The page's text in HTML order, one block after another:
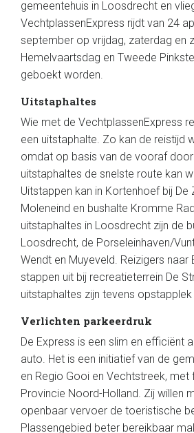
gemeentehuis in Loosdrecht en
VechtplassenExpress rijdt van 24
september op vrijdag, zaterdag en
Hemelvaartsdag en Tweede
geboekt worden.
Uitstaphaltes
Wie met de VechtplassenExpress
een uitstaphalte. Zo kan de reistijd
omdat op basis van de vooraf
uitstaphaltes de snelste route kan
Uitstappen kan in Kortenhoef bij De
Moleneind en bushalte Kromme
uitstaphaltes in Loosdrecht zijn de
Loosdrecht, de Porseleinhaven/
Wendt en Muyeveld. Reizigers naar
stappen uit bij recreatieterrein De
uitstaphaltes zijn tevens
Verlichten parkeerdruk
De Express is een slim en efficiënt
auto. Het is een initiatief van de
en Regio Gooi en Vechtstreek, met
Provincie Noord-Holland. Zij willen
openbaar vervoer de toeristische
Plassengebied beter bereikbaar